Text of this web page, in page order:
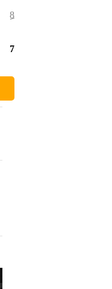
81,00 €
78,00 €